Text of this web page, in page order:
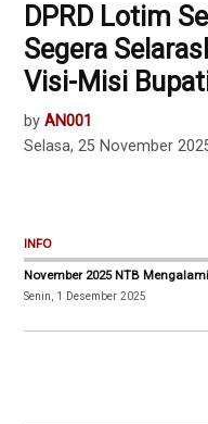
DPRD Lotim
Segera
Visi-Misi
by AN001
Selasa, 25 November
INFO
November 2025 NTB
Senin, 1 Desember 2025